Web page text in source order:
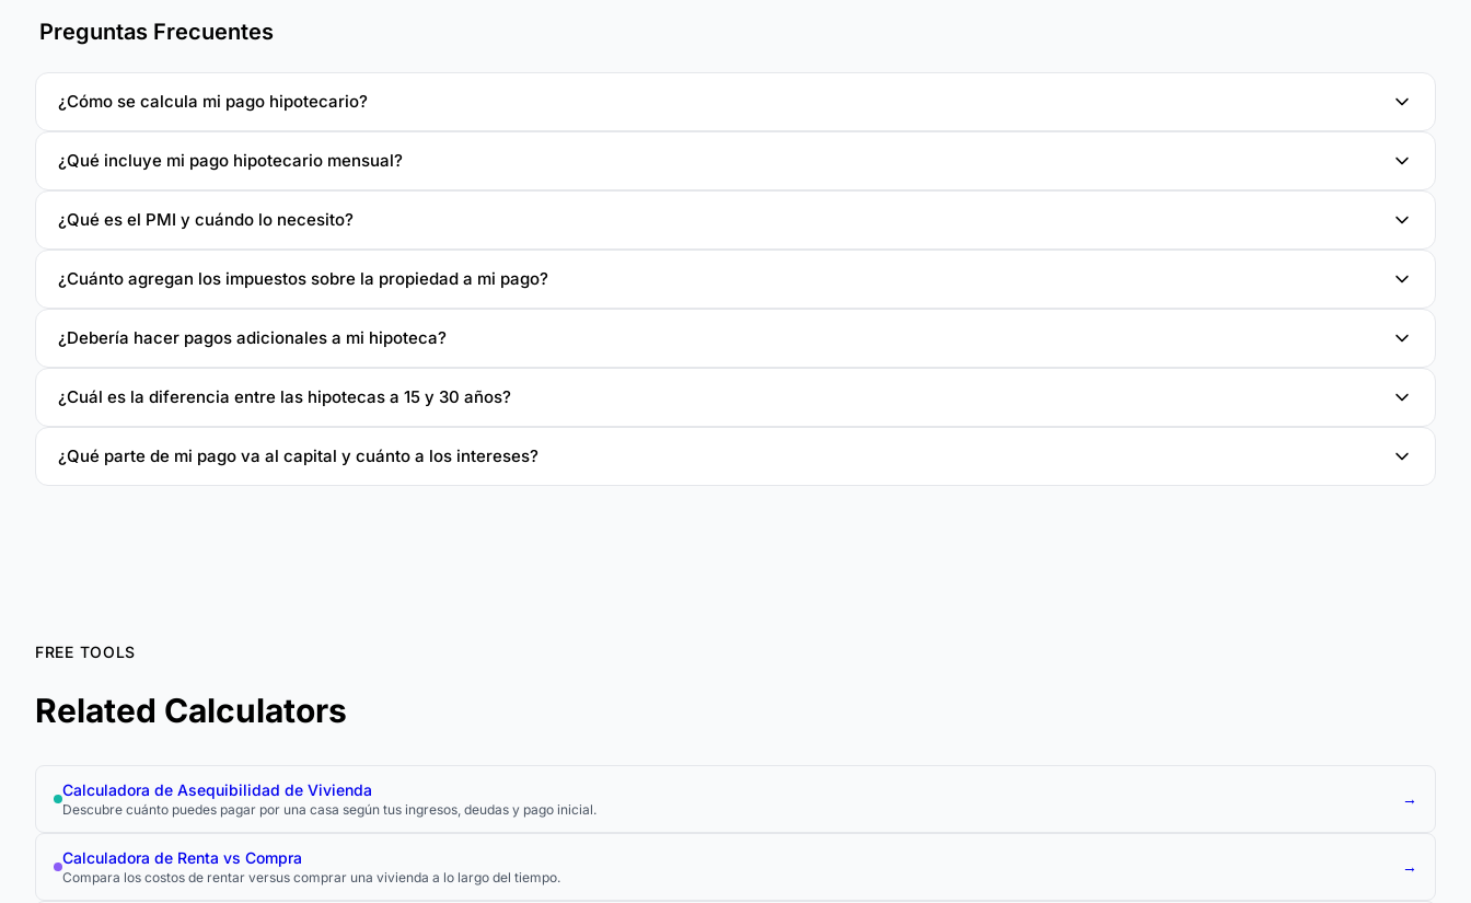
Preguntas Frecuentes
¿Cómo se calcula mi pago hipotecario?
¿Qué incluye mi pago hipotecario mensual?
¿Qué es el PMI y cuándo lo necesito?
¿Cuánto agregan los impuestos sobre la propiedad a mi pago?
¿Debería hacer pagos adicionales a mi hipoteca?
¿Cuál es la diferencia entre las hipotecas a 15 y 30 años?
¿Qué parte de mi pago va al capital y cuánto a los intereses?
FREE TOOLS
Related Calculators
Calculadora de Asequibilidad de Vivienda
Descubre cuánto puedes pagar por una casa según tus ingresos, deudas y pago inicial.
→
Calculadora de Renta vs Compra
Compara los costos de rentar versus comprar una vivienda a lo largo del tiempo.
→